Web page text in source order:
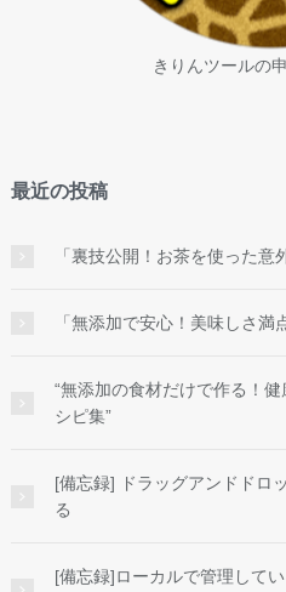
きりんツールの
最近の投稿
「裏技公開！お茶を使った意
「無添加で安心！美味しさ満
“無添加の食材だけで作る！
シピ集”
[備忘録] ドラッグアンドドロ
る
[備忘録]ローカルで管理して